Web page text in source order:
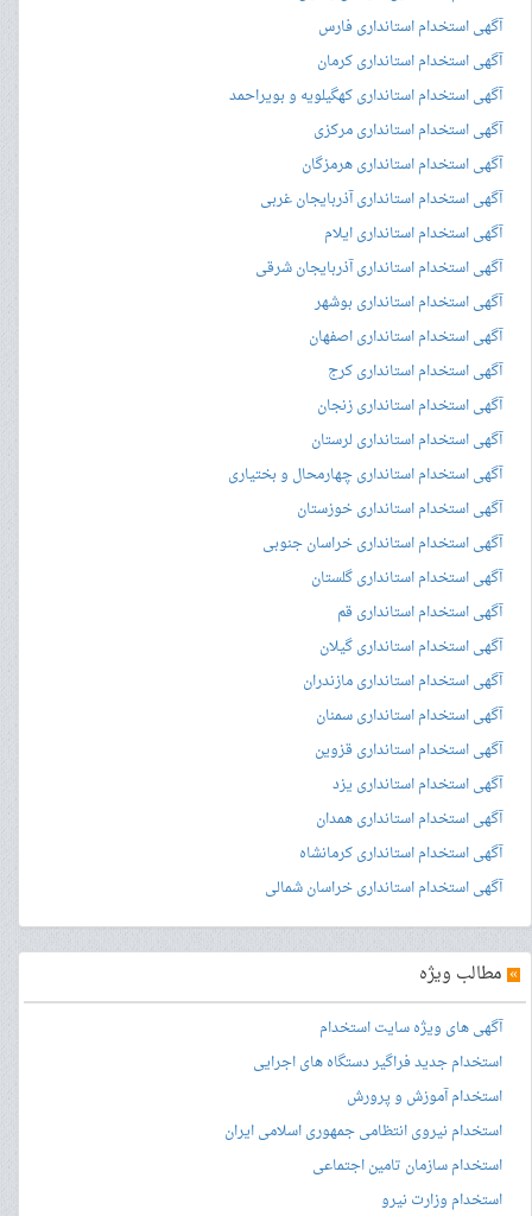
آگهی استخدام استانداری فارس
آگهی استخدام استانداری کرمان
آگهی استخدام استانداری کهگیلویه و بویراحمد
آگهی استخدام استانداری مرکزی
آگهی استخدام استانداری هرمزگان
آگهی استخدام استانداری آذربایجان غربی
آگهی استخدام استانداری ایلام
آگهی استخدام استانداری آذربایجان شرقی
آگهی استخدام استانداری بوشهر
آگهی استخدام استانداری اصفهان
آگهی استخدام استانداری کرج
آگهی استخدام استانداری زنجان
آگهی استخدام استانداری لرستان
آگهی استخدام استانداری چهارمحال و بختیاری
آگهی استخدام استانداری خوزستان
آگهی استخدام استانداری خراسان جنوبی
آگهی استخدام استانداری گلستان
آگهی استخدام استانداری قم
آگهی استخدام استانداری گیلان
آگهی استخدام استانداری مازندران
آگهی استخدام استانداری سمنان
آگهی استخدام استانداری قزوین
آگهی استخدام استانداری یزد
آگهی استخدام استانداری همدان
آگهی استخدام استانداری کرمانشاه
آگهی استخدام استانداری خراسان شمالی
» مطالب ویژه
آگهی های ویژه سایت استخدام
استخدام جدید فراگیر دستگاه های اجرایی
استخدام آموزش و پرورش
استخدام نیروی انتظامی جمهوری اسلامی ایران
استخدام سازمان تامین اجتماعی
استخدام وزارت نیرو